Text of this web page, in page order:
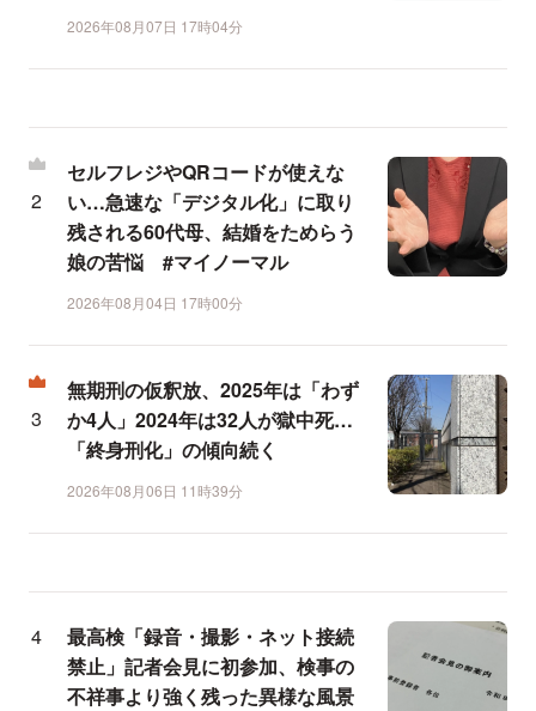
2026年08月07日 17時04分
セルフレジやQRコードが使えな
い…急速な「デジタル化」に取り
残される60代母、結婚をためらう
娘の苦悩 #マイノーマル
2026年08月04日 17時00分
無期刑の仮釈放、2025年は「わず
か4人」2024年は32人が獄中死…
「終身刑化」の傾向続く
2026年08月06日 11時39分
最高検「録音・撮影・ネット接続
禁止」記者会見に初参加、検事の
不祥事より強く残った異様な風景